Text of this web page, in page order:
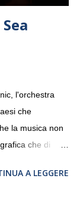
l'orchestra
che
la musica non
che di
e toccherà, in
A LEGGERE